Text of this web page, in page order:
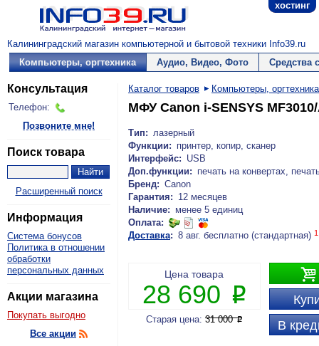
хостинг
Калининградский магазин компьютерной и бытовой техники Info39.ru
Компьютеры, оргтехника
Аудио, Видео, Фото Средства
Консультация
Телефон:
Позвоните мне!
Поиск товара
Расширенный поиск
Информация
Система бонусов
Политика в отношении
обработки
персональных данных
Акции магазина
Покупать выгодно
Все акции
Каталог товаров Компьютеры, оргтехника
МФУ Canon i-SENSYS
Тип: лазерный
Функции: принтер, копир, сканер
Интерфейс: USB
Доп.функции: печать на конвертах,
Бренд: Canon
Гарантия: 12 месяцев
Наличие: менее 5 единиц
Оплата:
Доставка: 8 авг. бесплатно (стандартная) 1

В
Цена товара
28 690 P
Старая цена:31 000P